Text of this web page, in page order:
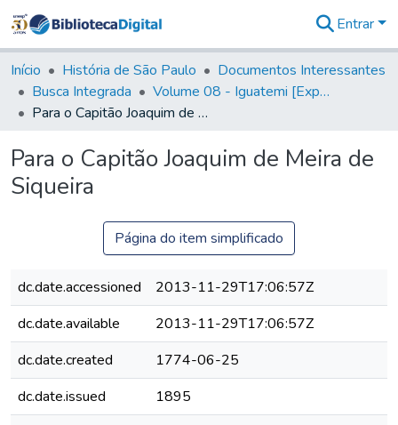
&
Coleções
Tudo na
Biblioteca
Estatísticas
Entrar
Início História de São Paulo
Documentos Interessantes
Busca Integrada
Volume 08 - Iguatemi [Expedições para proteção e sustento]
Para o Capitão Joaquim de Meira de Siqueira
Para o Capitão Joaquim de Meira de
Siqueira
Página do item simplificado
dc.date.accessioned
2013-11-29T17:06:57Z
dc.date.available
2013-11-29T17:06:57Z
dc.date.created
1774-06-25
dc.date.issued
1895